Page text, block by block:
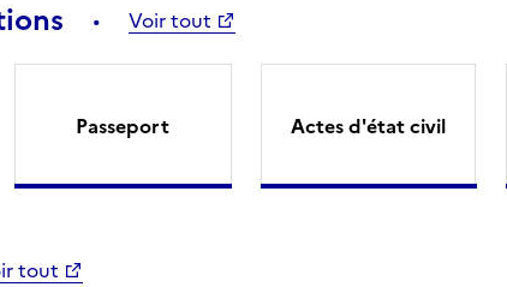
Voir tout
Passeport Actes d'état civil
tout